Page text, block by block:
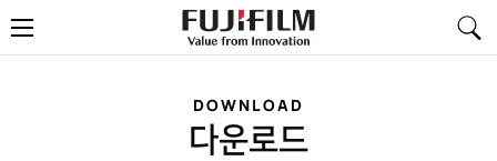
메
뉴
DOWNLOAD
다운로드